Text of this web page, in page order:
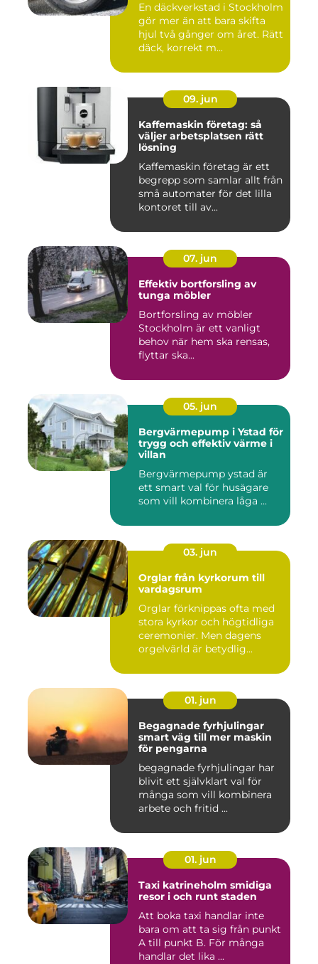
En däckverkstad i Stockholm
gör mer än att bara skifta
hjul två gånger om året. Rätt
däck, korrekt m...
09. jun
Kaffemaskin företag: så
väljer arbetsplatsen rätt
lösning
Kaffemaskin företag är ett
begrepp som samlar allt från
små automater för det lilla
kontoret till av...
07. jun
Effektiv bortforsling av
tunga möbler
Bortforsling av möbler
Stockholm är ett vanligt
behov när hem ska rensas,
flyttar ska...
05. jun
Bergvärmepump i Ystad för
trygg och effektiv värme i
villan
Bergvärmepump ystad är
ett smart val för husägare
som vill kombinera låga ...
03. jun
Orglar från kyrkorum till
vardagsrum
Orglar förknippas ofta med
stora kyrkor och högtidliga
ceremonier. Men dagens
orgelvärld är betydlig...
01. jun
Begagnade fyrhjulingar
smart väg till mer maskin
för pengarna
begagnade fyrhjulingar har
blivit ett självklart val för
många som vill kombinera
arbete och fritid ...
01. jun
Taxi katrineholm smidiga
resor i och runt staden
Att boka taxi handlar inte
bara om att ta sig från punkt
A till punkt B. För många
handlar det lika ...